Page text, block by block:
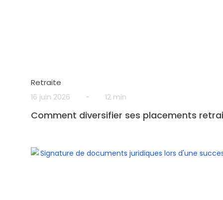
Retraite
16 juin 2026 - 12 min
Comment diversifier ses placements